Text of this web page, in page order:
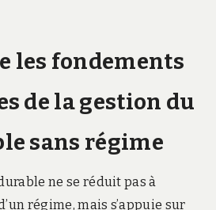
les fondements
de la gestion du
sans régime
ne se réduit pas à
régime, mais s’appuie sur